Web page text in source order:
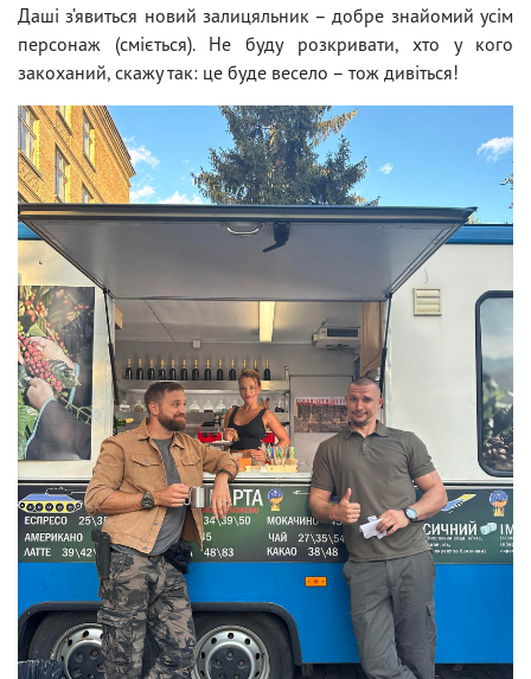
Даші з’явиться новий залицяльник – добре знайомий усім
персонаж (сміється). Не буду розкривати, хто у кого
закоханий, скажу так: це буде весело – тож дивіться!